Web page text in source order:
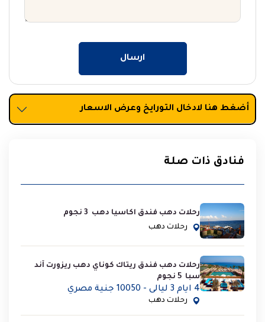
أضغط هنا لادخال التورايخ وعرض الاسعار
فنادق ذات صلة
رحلات دهب فندق اكاسيا دهب 3 نجوم
رحلات دهب
رحلات دهب فندق ريتاك كوناي دهب ريزورت آند
سبا 5 نجوم
4 ايام 3 ليالى - 10050 جنية مصري
رحلات دهب
ارسال